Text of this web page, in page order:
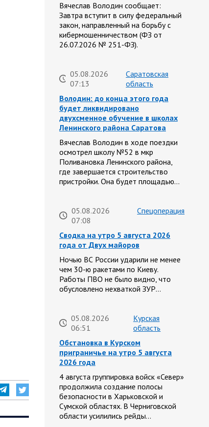
Вячеслав Володин сообщает:
Завтра вступит в силу федеральный
закон, направленный на борьбу с
кибермошенничеством (ФЗ от
26.07.2026 № 251-ФЗ).
05.08.2026
07:13
Саратовская
область
Володин: до конца этого года
будет ликвидировано
двухсменное обучение в школах
Ленинского района Саратова
Вячеслав Володин в ходе поездки
осмотрел школу №52 в мкр
Поливановка Ленинского района,
где завершается строительство
пристройки. Она будет площадью…
05.08.2026
07:08
Спецоперация
Сводка на утро 5 августа 2026
года от Двух майоров
Ночью ВС России ударили не менее
чем 30-ю ракетами по Киеву.
Работы ПВО не было видно, что
обусловлено нехваткой ЗУР…
05.08.2026
06:51
Курская
область
Обстановка в Курском
приграничье на утро 5 августа
2026 года
4 августа группировка войск «Север»
продолжила создание полосы
безопасности в Харьковской и
Сумской областях. В Черниговской
области усилились рейды…